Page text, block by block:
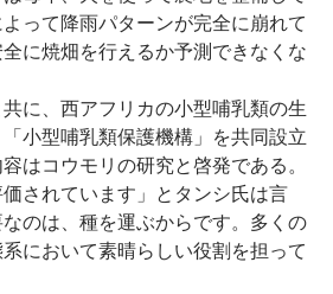
って降雨パターンが完全に崩れて
に焼畑を行えるか予測できなくな
に、西アフリカの小型哺乳類の生
小型哺乳類保護機構」を共同設立
はコウモリの研究と啓発である。
されています」とタンシ氏は言
のは、種を運ぶからです。多くの
において素晴らしい役割を担って